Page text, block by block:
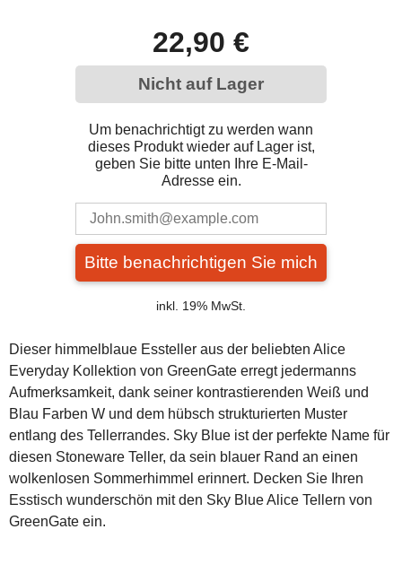
22,90 €
Nicht auf Lager
Um benachrichtigt zu werden wann
dieses Produkt wieder auf Lager ist,
geben Sie bitte unten Ihre E-Mail-
Adresse ein.
Bitte benachrichtigen Sie mich
inkl. 19% MwSt.
Dieser himmelblaue Essteller aus der beliebten Alice
Everyday Kollektion von GreenGate erregt jedermanns
Aufmerksamkeit, dank seiner kontrastierenden Weiß und
Blau Farben W und dem hübsch strukturierten Muster
entlang des Tellerrandes. Sky Blue ist der perfekte Name für
diesen Stoneware Teller, da sein blauer Rand an einen
wolkenlosen Sommerhimmel erinnert. Decken Sie Ihren
Esstisch wunderschön mit den Sky Blue Alice Tellern von
GreenGate ein.